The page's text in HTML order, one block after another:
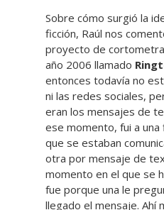
Sobre cómo surgió la
ficción, Raúl nos
proyecto de
año 2006 llamado
entonces todavía no
ni las redes sociales,
eran los mensajes de
ese momento, fui a
que se estaban
otra por mensaje de
momento en el que se
fue porque una le
llegado el mensaje. Ahí